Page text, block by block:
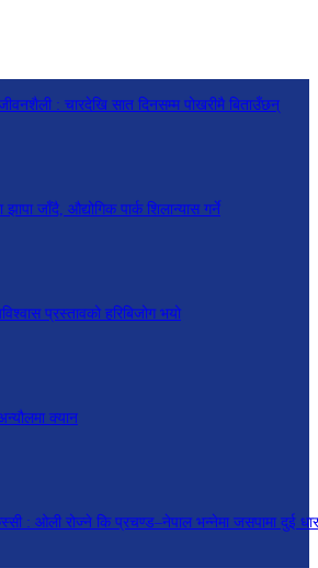
: चारदेखि सात दिनसम्म पोखरीमै बिताउँछन्
जाँदै, औद्योगिक पार्क शिलान्यास गर्ने
प्रस्तावको हरिबिजोग भयो
क्यान
: ओली रोज्ने कि प्रचण्ड–नेपाल भन्नेमा जसपामा दुई धार